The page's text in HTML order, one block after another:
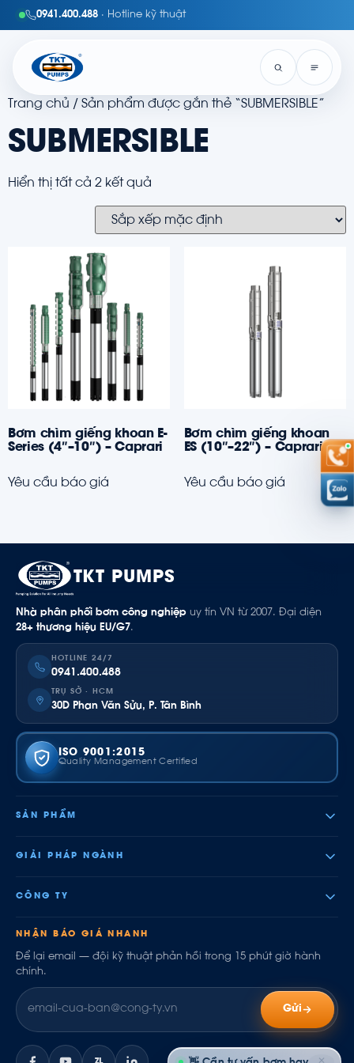
0941.400.488 · Hotline kỹ thuật
Trang chủ / Sản phẩm được gắn thẻ “SUBMERSIBLE”
SUBMERSIBLE
Hiển thị tất cả 2 kết quả
Bơm chìm giếng khoan E-
Series (4″–10″) – Caprari
Yêu cầu báo giá
Bơm chìm giếng khoan
ES (10″–22″) – Caprari
Yêu cầu báo giá
TKT PUMPS
Nhà phân phối bơm công nghiệp uy tín VN từ 2007. Đại diện
28+ thương hiệu EU/G7.
HOTLINE 24/7
0941.400.488
TRỤ SỞ · HCM
30D Phan Văn Sửu, P. Tân Bình
ISO 9001:2015
Quality Management Certified
SẢN PHẨM
GIẢI PHÁP NGÀNH
CÔNG TY
NHẬN BÁO GIÁ NHANH
Để lại email — đội kỹ thuật phản hồi trong 15 phút giờ hành
chính.
Gửi